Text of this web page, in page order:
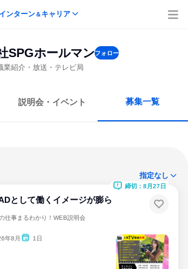
インターン＆キャリア
SPGホールマンフォロー
業紹介・放送・テレビ局
説明会・イベント 募集一覧
指定なし
として働くイメージが膨ら
仕事まるわかり！WEB説明会
年8月 1日
締切：8月27日